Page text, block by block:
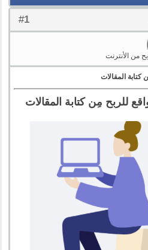
#
1
من الأنترنت
المقالات
للربح مِن كتابة المقالات